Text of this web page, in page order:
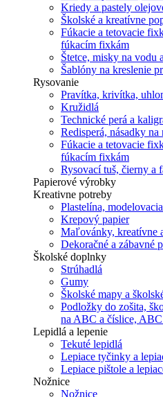
Kriedy a pastely
Školské a kreatívne
Fúkacie a tetovacie
fúkacím fixkám
Štetce, misky na vodu
Šablóny na kreslenie
Rysovanie
Pravítka, krivítka,
Kružidlá
Technické perá a
Redisperá, násadky na
Fúkacie a tetovacie
fúkacím fixkám
Rysovací tuš, čierny a
Papierové výrobky
Kreativne potreby
Plastelína,
Krepový papier
Maľovánky, kreatívne
Dekoračné a zábavné
Školské doplnky
Strúhadlá
Gumy
Školské mapy a
Podložky do zošita,
na ABC a číslice, ABC
Lepidlá a lepenie
Tekuté lepidlá
Lepiace tyčinky a
Lepiace pištole a
Nožnice
Nožnice